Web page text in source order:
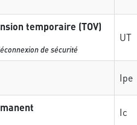
temporaire (TOV)
de sécurité
UT
Ipe
Ic